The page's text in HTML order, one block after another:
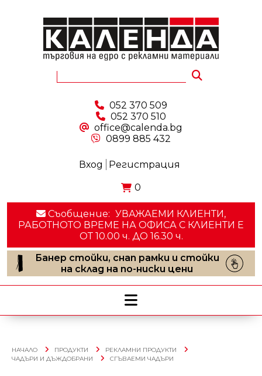
052 370 509
052 370 510
office@calenda.bg
0899 885 432
Вход Регистрация
0
Съобщение: УВАЖАЕМИ КЛИЕНТИ,
РАБОТНОТО ВРЕМЕ НА ОФИСА С КЛИЕНТИ E
ОТ 10.00 ч. ДО 16.30 ч.
Банер стойки, снап рамки и стойки
на склад на по-ниски цени
НАЧАЛО ПРОДУКТИ
РЕКЛАМНИ ПРОДУКТИ
ЧАДЪРИ И ДЪЖДОБРАНИ
СГЪВАЕМИ ЧАДЪРИ